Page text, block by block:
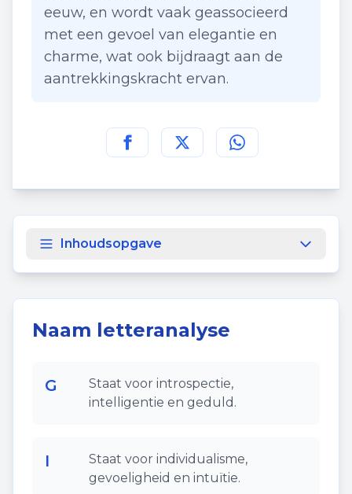
eeuw, en wordt vaak geassocieerd
met een gevoel van elegantie en
charme, wat ook bijdraagt aan de
aantrekkingskracht ervan.
Deel deze pagina op
Deel deze pagina op
Deel deze pagina
Inhoudsopgave
Naam letteranalyse
G
Staat voor introspectie,
intelligentie en geduld.
I
Staat voor individualisme,
gevoeligheid en intuïtie.